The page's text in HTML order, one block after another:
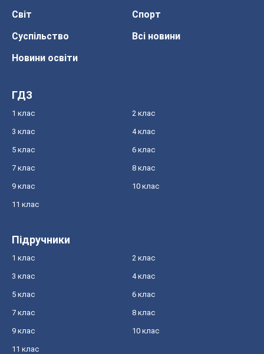
Світ
Спорт
Суспільство
Всі новини
Новини освіти
ГДЗ
1 клас 2 клас
3 клас 4 клас
5 клас 6 клас
7 клас 8 клас
9 клас 10 клас
11 клас
Підручники
1 клас 2 клас
3 клас 4 клас
5 клас 6 клас
7 клас 8 клас
9 клас 10 клас
11 клас